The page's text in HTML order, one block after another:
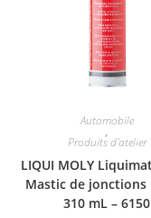
Automobile
,
Produits d'atelier
LIQUI MOLY
Mastic de jonctions
310 mL – 6150